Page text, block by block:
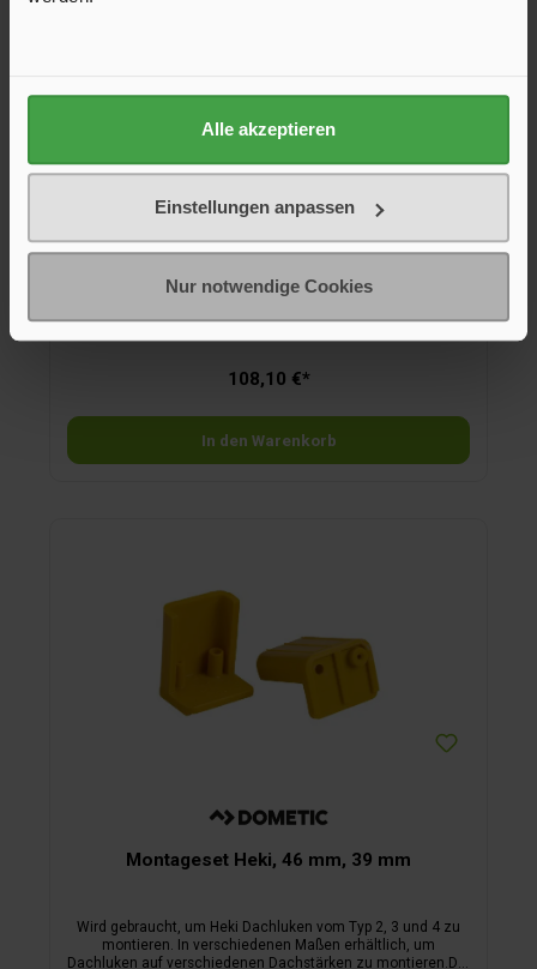
Alle akzeptieren
Einstellungen anpassen
Nur notwendige Cookies
Lampenfassung mit Kabelbaum o.
Achten Sie auf die Hersteller-Teilenummer.
108,10 €*
In den Warenkorb
Montageset Heki, 46 mm, 39 mm
Wird gebraucht, um Heki Dachluken vom Typ 2, 3 und 4 zu
montieren. In verschiedenen Maßen erhältlich, um
Dachluken auf verschiedenen Dachstärken zu montieren.Die